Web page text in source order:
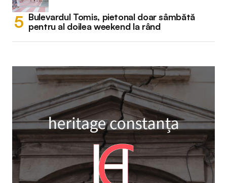
Bulevardul Tomis, pietonal doar sâmbătă
pentru al doilea weekend la rând